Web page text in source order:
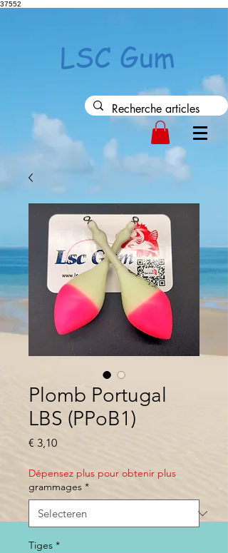
37552
LSC Gum
Plomb Portugal
LBS (PPoB1)
€ 3,10Prijs
Dépensez plus pour obtenir plus
grammages *
Tiges *